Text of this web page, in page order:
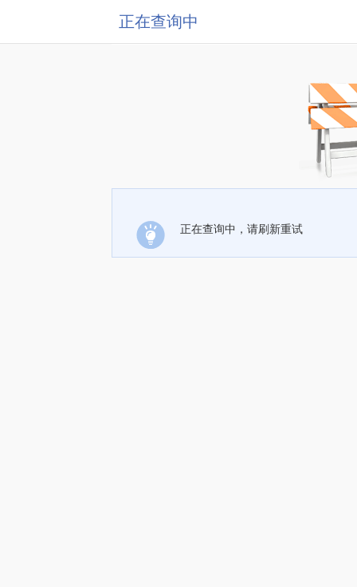
正在查询中
正在查询中，请刷新重试